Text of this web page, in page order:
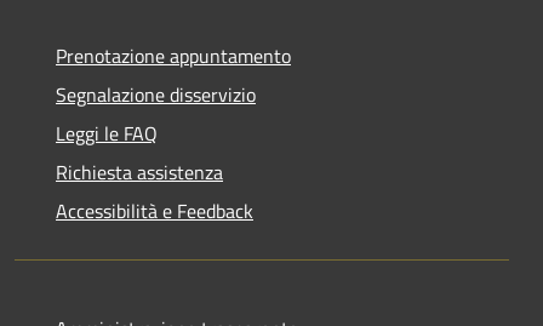
Prenotazione appuntamento
Segnalazione disservizio
Leggi le FAQ
Richiesta assistenza
Accessibilità e Feedback